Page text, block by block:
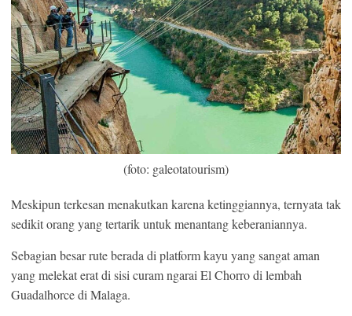
(foto: galeotatourism)
Meskipun terkesan menakutkan karena ketinggiannya, ternyata tak
sedikit orang yang tertarik untuk menantang keberaniannya.
Sebagian besar rute berada di platform kayu yang sangat aman
yang melekat erat di sisi curam ngarai El Chorro di lembah
Guadalhorce di Malaga.